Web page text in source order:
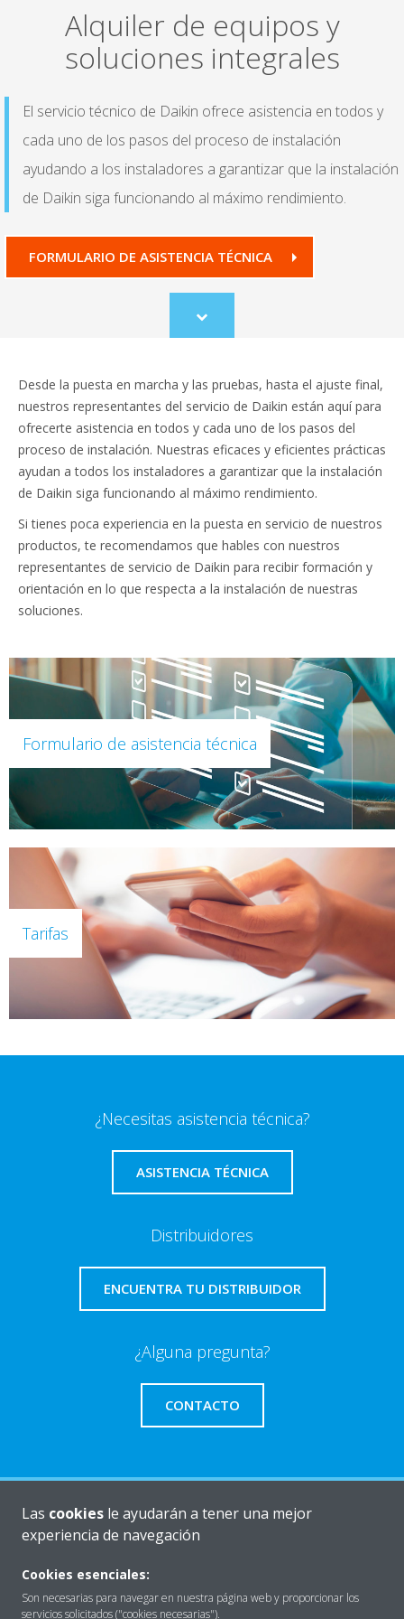
Alquiler de equipos y
soluciones integrales
El servicio técnico de Daikin ofrece asistencia en todos y
cada uno de los pasos del proceso de instalación
ayudando a los instaladores a garantizar que la instalación
de Daikin siga funcionando al máximo rendimiento.
FORMULARIO DE ASISTENCIA TÉCNICA
Scroll
to
Desde la puesta en marcha y las pruebas, hasta el ajuste final,
nuestros representantes del servicio de Daikin están aquí para
ofrecerte asistencia en todos y cada uno de los pasos del
proceso de instalación. Nuestras eficaces y eficientes prácticas
ayudan a todos los instaladores a garantizar que la instalación
de Daikin siga funcionando al máximo rendimiento.
Si tienes poca experiencia en la puesta en servicio de nuestros
productos, te recomendamos que hables con nuestros
representantes de servicio de Daikin para recibir formación y
orientación en lo que respecta a la instalación de nuestras
soluciones.
Formulario de asistencia técnica
Tarifas
¿Necesitas asistencia técnica?
ASISTENCIA TÉCNICA
Distribuidores
ENCUENTRA TU DISTRIBUIDOR
¿Alguna pregunta?
CONTACTO
Quiénes somos
Destacados
Las cookies le ayudarán a tener una mejor
experiencia de navegación
Cookies esenciales:
Son necesarias para navegar en nuestra página web y proporcionar los
servicios solicitados ("cookies necesarias").